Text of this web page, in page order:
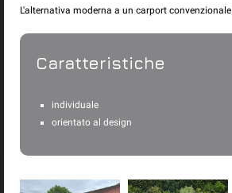
L'alternativa moderna a un carport convenzionale
Caratteristiche
individuale
orientato al design